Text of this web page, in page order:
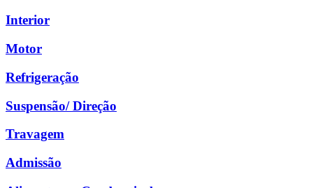
Interior
Motor
Refrigeração
Suspensão/ Direção
Travagem
Admissão